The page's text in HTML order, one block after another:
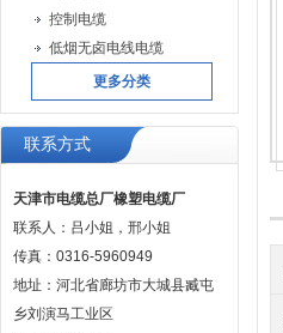
控制电缆
低烟无卤电线电缆
更多分类
联系方式
天津市电缆总厂橡塑电缆厂
联系人：吕小姐，邢小姐
传真：0316-5960949
地址：河北省廊坊市大城县臧屯
乡刘演马工业区